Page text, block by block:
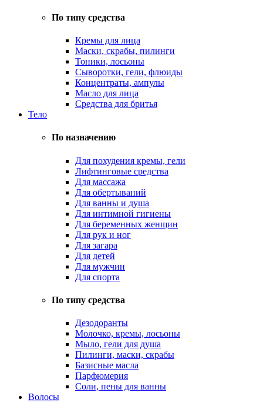
По типу средства
Кремы для лица
Маски, скрабы, пилинги
Тоники, лосьоны
Сыворотки, гели, флюиды
Концентраты, ампулы
Масло для лица
Средства для бритья
Тело
По назначению
Для похудения кремы, гели
Лифтинговые средства
Для массажа
Для обертываний
Для ванны и душа
Для интимной гигиены
Для беременных женщин
Для рук и ног
Для загара
Для детей
Для мужчин
Для спорта
По типу средства
Дезодоранты
Молочко, кремы, лосьоны
Мыло, гели для душа
Пилинги, маски, скрабы
Базисные масла
Парфюмерия
Соли, пены для ванны
Волосы